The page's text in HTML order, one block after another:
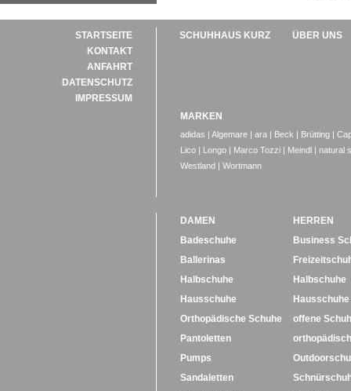
STARTSEITE
KONTAKT
ANFAHRT
DATENSCHUTZ
IMPRESSUM
SCHUHHAUS KURZ ÜBER UNS
MARKEN
adidas | Algemare | ara | Beck | Brütting |
Lico | Longo | Marco Tozzi | Meindl | natural
Westland | Wortmann
DAMEN
Badeschuhe
Ballerinas
Halbschuhe
Hausschuhe
Orthopädische Schuhe
Pantoletten
Pumps
Sandaletten
HERREN
Business
Halbschuhe
Hausschuhe
offene